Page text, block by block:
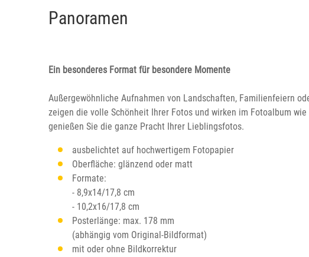
Panoramen
Ein besonderes Format für besondere Momente
Außergewöhnliche Aufnahmen von Landschaften, Familienfeiern
zeigen die volle Schönheit Ihrer Fotos und wirken im Fotoalbum
genießen Sie die ganze Pracht Ihrer Lieblingsfotos.
ausbelichtet auf hochwertigem Fotopapier
Oberfläche: glänzend oder matt
Formate:
- 8,9x14/17,8 cm
- 10,2x16/17,8 cm
Posterlänge: max. 178 mm
(abhängig vom Original-Bildformat)
mit oder ohne Bildkorrektur